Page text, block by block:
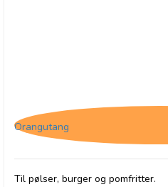
Orangutang
Til pølser, burger og pomfritter.